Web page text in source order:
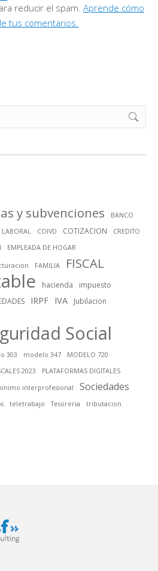
reducir el spam. Aprende cómo
tus comentarios.
y subvenciones BANCO
LABORAL COIVD COTIZACION CREDITO
EMPLEADA DE HOGAR
FAMILIA FISCAL
hacienda
impuesto
IRPF IVA Jubilacion
Social
303 modelo 347
MODELO 720
2023
PLATAFORMAS DIGITALES
interprofesional Sociedades
teletrabajo Tesoreria
tributacion